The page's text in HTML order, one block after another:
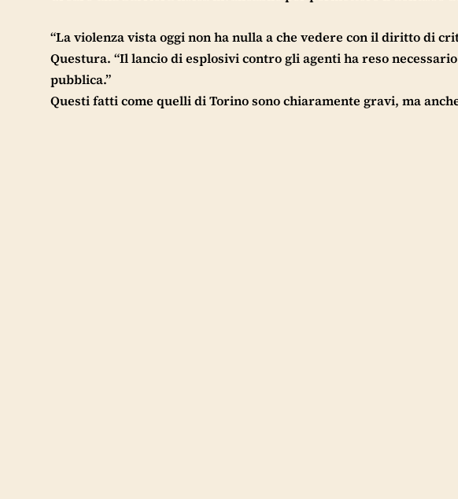
“La violenza vista oggi non ha nulla a che vedere con il diritto di
Questura. “Il lancio di esplosivi contro gli agenti ha reso
pubblica.”
Questi fatti come quelli di Torino sono chiaramente gravi, ma